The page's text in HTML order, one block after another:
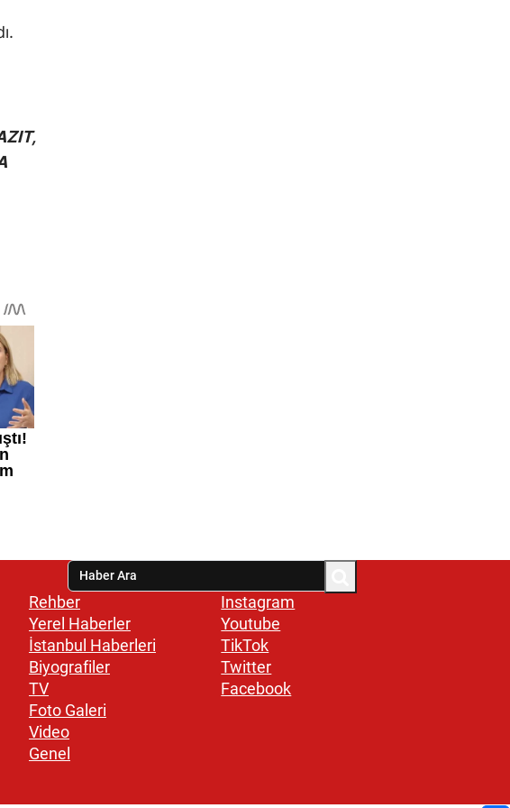
Rehber
Yerel Haberler
İstanbul Haberleri
Biyografiler
TV
Foto Galeri
Video
Genel
Instagram
Youtube
TikTok
Twitter
Facebook